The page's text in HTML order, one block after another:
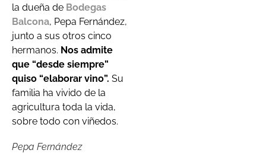
la dueña de Bodegas
Balcona, Pepa Fernández,
junto a sus otros cinco
hermanos. Nos admite
que “desde siempre”
quiso “elaborar vino”. Su
familia ha vivido de la
agricultura toda la vida,
sobre todo con viñedos.
Pepa Fernández